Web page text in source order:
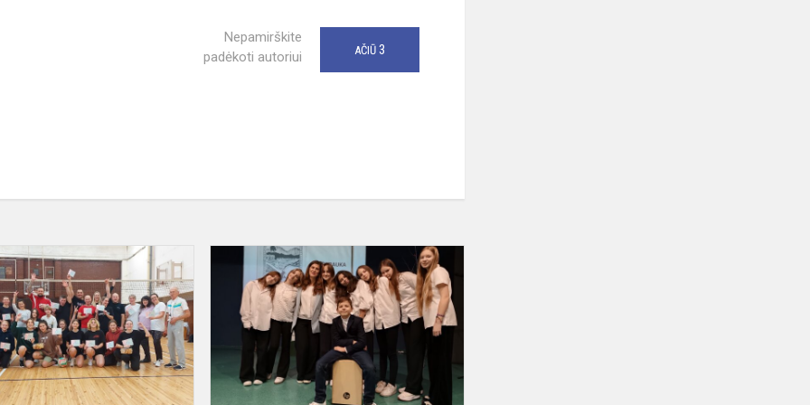
Nepamirškite
padėkoti autoriui
AČIŪ 3
sporto
šventės
akimirkos